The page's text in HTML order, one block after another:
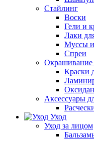
Стайлинг
Воски
Гели и
Лаки
Муссы
Спреи
Окрашивание
Краски
Аксессуары
Уход
Уход за лицом